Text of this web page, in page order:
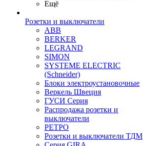
Ещё
Розетки и выключатели
ABB
BERKER
LEGRAND
SIMON
SYSTEME ELECTRIC
(Schneider)
Блоки электроустановочные
Веркель Швеция
ГУСИ Серия
Распродажа розетки и
выключатели
РЕТРО
Розетки и выключатели ТДМ